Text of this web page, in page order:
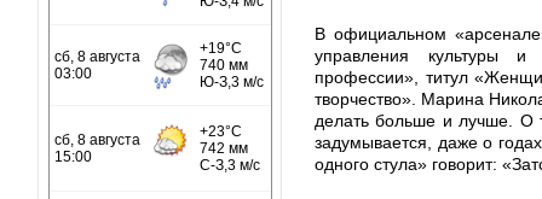
В официальном
управления культуры
профессии», титул
творчество». Марина
делать больше и лучше. О
задумывается, даже о
одного стула» говорит: